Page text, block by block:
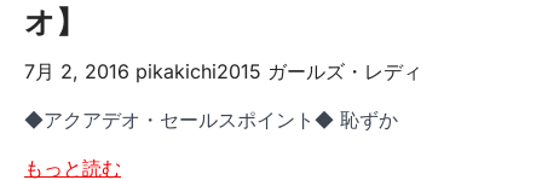
オ】
7月 2, 2016 pikakichi2015 ガールズ・レディ
◆アクアデオ・セールスポイント◆ 恥ずか
もっと読む